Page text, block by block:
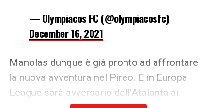
— Olympiacos FC (@olympiacosfc)
December 16, 2021
Manolas dunque è già pronto ad affrontare
la nuova avventura nel Pireo. E in Europa
League sarà avversario dell’Atalanta ai